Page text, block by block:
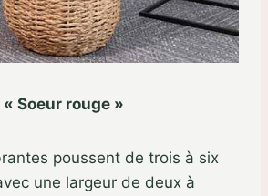
« Soeur rouge »
poussent de trois à six
une largeur de deux à